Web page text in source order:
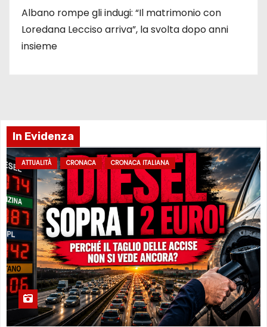
Albano rompe gli indugi: “Il matrimonio con
Loredana Lecciso arriva”, la svolta dopo anni
insieme
In Evidenza
ATTUALITÀ CRONACA CRONACA ITALIANA